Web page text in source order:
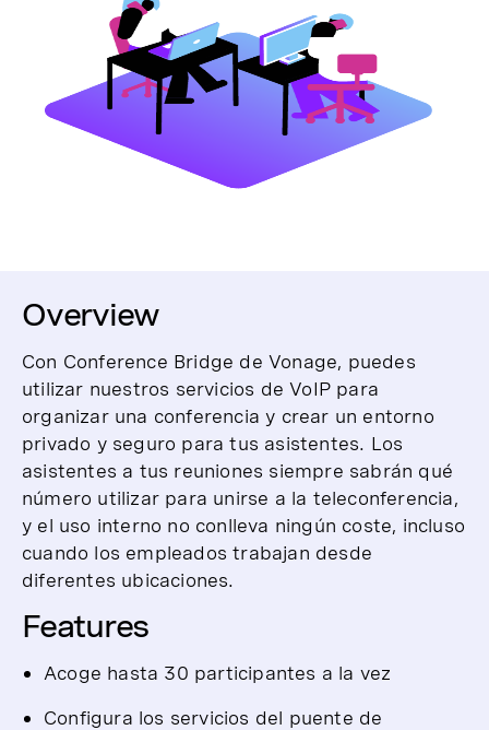
Overview
Con Conference Bridge de Vonage, puedes
utilizar nuestros servicios de VoIP para
organizar una conferencia y crear un entorno
privado y seguro para tus asistentes. Los
asistentes a tus reuniones siempre sabrán qué
número utilizar para unirse a la teleconferencia,
y el uso interno no conlleva ningún coste, incluso
cuando los empleados trabajan desde
diferentes ubicaciones.
Features
Acoge hasta 30 participantes a la vez
Configura los servicios del puente de